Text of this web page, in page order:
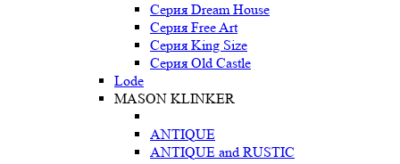
Серия Dream House
Серия Free Art
Серия King Size
Серия Old Castle
Lode
MASON KLINKER
ANTIQUE
ANTIQUE and RUSTIC